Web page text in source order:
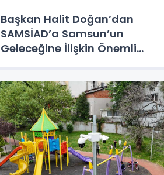
Başkan Halit Doğan’dan
SAMSİAD’a Samsun’un
Geleceğine İlişkin Önemli